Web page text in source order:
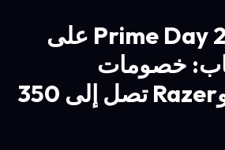
عروض Prime Day 2026 على
خصومات
Secretlab وRazer تصل إلى 350